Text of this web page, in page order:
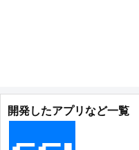
開発したアプリなど一覧